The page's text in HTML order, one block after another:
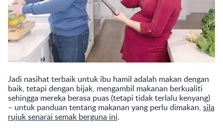
Jadi nasihat terbaik untuk ibu hamil adalah makan dengan
baik, tetapi dengan bijak, mengambil makanan berkualiti
sehingga mereka berasa puas (tetapi tidak terlalu kenyang)
– untuk panduan tentang makanan yang perlu dimakan, sila
rujuk senarai semak berguna ini.